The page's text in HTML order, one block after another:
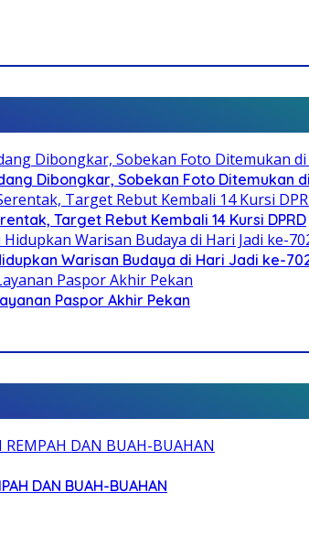
Dibongkar, Sobekan Foto Ditemukan
Target Rebut Kembali 14 Kursi DPRD
Warisan Budaya di Hari Jadi ke-
Paspor Akhir Pekan
DAN BUAH-BUAHAN